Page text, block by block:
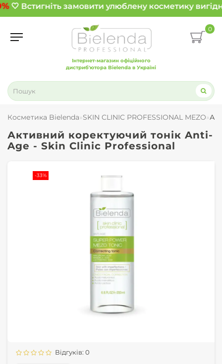
🤍 Встигніть замовити улюблену косметику
Інтернет-магазин офіційного
дистриб'ютора Bielenda в Україні
0
Косметика Bielenda SKIN CLINIC PROFESSIONAL MEZO
Активний коректуючий тонік Anti-
Age - Skin Clinic Professional
-33%
Відгуків: 0